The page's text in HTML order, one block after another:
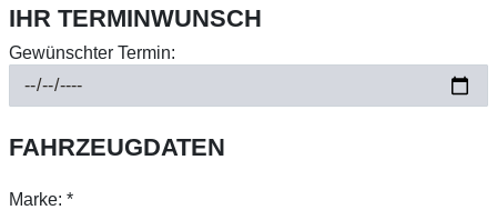
IHR TERMINWUNSCH
Gewünschter Termin:
FAHRZEUGDATEN
Marke: *